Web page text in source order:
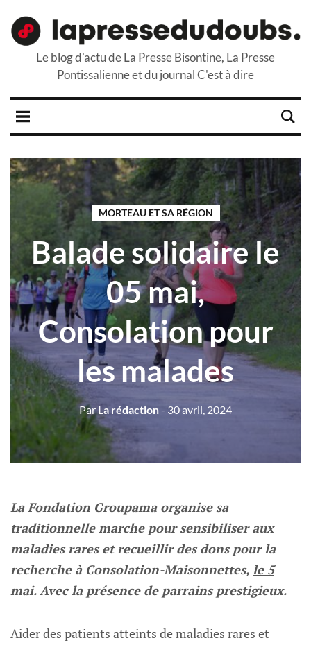
Le blog d'actu de La Presse Bisontine, La Presse
Pontissalienne et du journal C'est à dire
MORTEAU ET SA RÉGION
Balade solidaire le
05 mai,
Consolation pour
les malades
Par La rédaction- 30 avril, 2024
La Fondation Groupama organise sa
traditionnelle marche pour sensibiliser aux
maladies rares et recueillir des dons pour la
recherche à Consolation-Maisonnettes, le 5
mai. Avec la présence de parrains prestigieux.
Aider des patients atteints de maladies rares et